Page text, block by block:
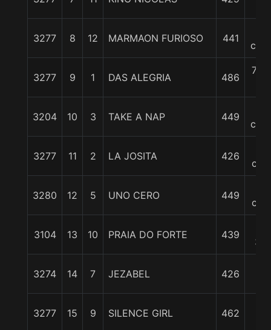
3277 8 12 MARMAON FURIOSO 441
3277 9 1 DAS ALEGRIA 486
7 1/
3204 10 3 TAKE A NAP 449
3277 11 2 LA JOSITA 426
3280 12 5 UNO CERO 449
3104 13 10 PRAIA DO FORTE 439
3/4
3274 14 7 JEZABEL 426
3277 15 9 SILENCE GIRL 462